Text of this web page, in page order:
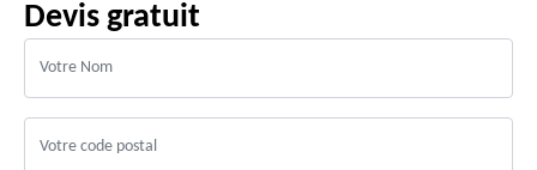
Devis gratuit